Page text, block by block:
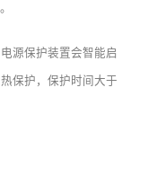
源保护装置会智能启
保护，保护时间大于